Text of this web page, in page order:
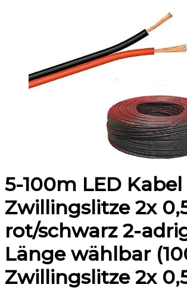
5-100m LED Kabel
Zwillingslitze 2x
rot/schwarz 2-
Länge wählbar
Zwillingslitze 2x